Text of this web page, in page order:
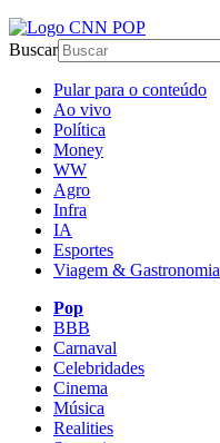
Buscar
Pular para o conteúdo
Ao vivo
Política
Money
WW
Agro
Infra
IA
Esportes
Viagem & Gastronomia
Pop
BBB
Carnaval
Celebridades
Cinema
Música
Realities